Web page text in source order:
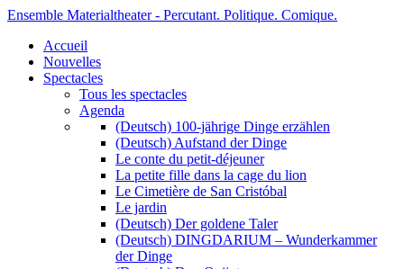
Ensemble Materialtheater - Percutant. Politique. Comique.
Accueil
Nouvelles
Spectacles
Tous les spectacles
Agenda
(Deutsch) 100-jährige Dinge erzählen
(Deutsch) Aufstand der Dinge
Le conte du petit-déjeuner
La petite fille dans la cage du lion
Le Cimetière de San Cristóbal
Le jardin
(Deutsch) Der goldene Taler
(Deutsch) DINGDARIUM – Wunderkammer
der Dinge